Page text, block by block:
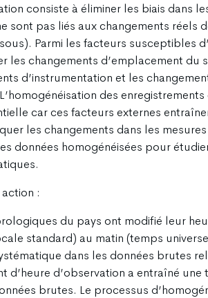
consiste à éliminer les biais dans
sont pas liés aux changements réels
Parmi les facteurs susceptibles
les changements d’emplacement du
d’instrumentation et les
des enregistrements
car ces facteurs externes
les changements dans les
données homogénéisées pour
:
du pays ont modifié leur
standard) au matin (temps
dans les données brutes
d’heure d’observation a entraîné une
brutes. Le processus